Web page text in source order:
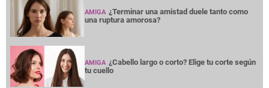
AMIGA ¿Terminar una amistad duele tanto como
una ruptura amorosa?
AMIGA ¿Cabello largo o corto? Elige tu corte según
tu cuello